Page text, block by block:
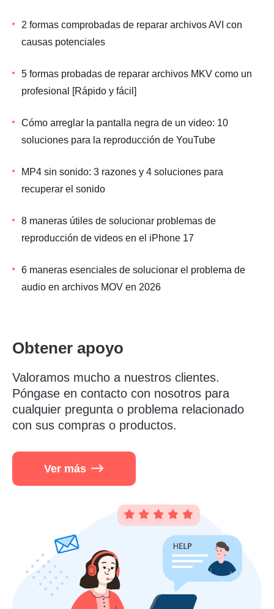
2 formas comprobadas de reparar archivos AVI con
causas potenciales
5 formas probadas de reparar archivos MKV como un
profesional [Rápido y fácil]
Cómo arreglar la pantalla negra de un video: 10
soluciones para la reproducción de YouTube
MP4 sin sonido: 3 razones y 4 soluciones para
recuperar el sonido
8 maneras útiles de solucionar problemas de
reproducción de videos en el iPhone 17
6 maneras esenciales de solucionar el problema de
audio en archivos MOV en 2026
Obtener apoyo
Valoramos mucho a nuestros clientes.
Póngase en contacto con nosotros para
cualquier pregunta o problema relacionado
con sus compras o productos.
Ver más